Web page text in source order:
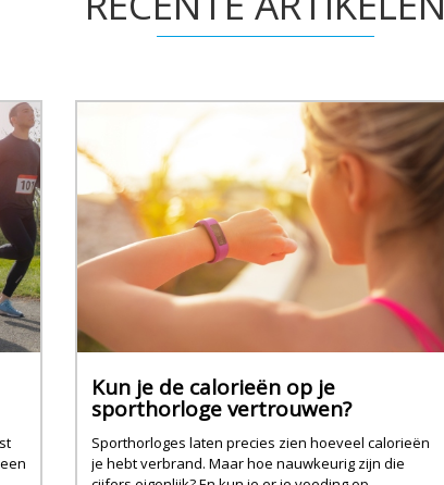
Kun je de calorieën op je
sporthorloge vertrouwen?
Sporthorloges laten precies zien hoeveel calorieën
je hebt verbrand. Maar hoe nauwkeurig zijn die